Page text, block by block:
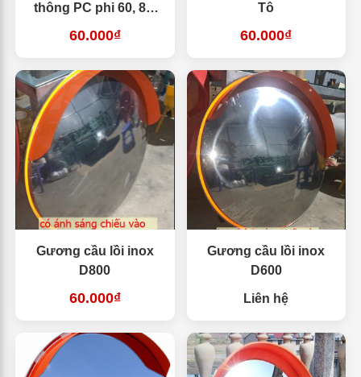
thông PC phi 60, 80,
100
60.000₫
Tô
60.000₫
Gương cầu lồi inox
D800
60.000₫
Gương cầu lồi inox
D600
Liên hệ